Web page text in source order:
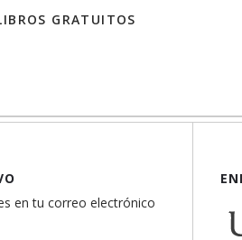
GRATUITOS
en tu correo electrónico